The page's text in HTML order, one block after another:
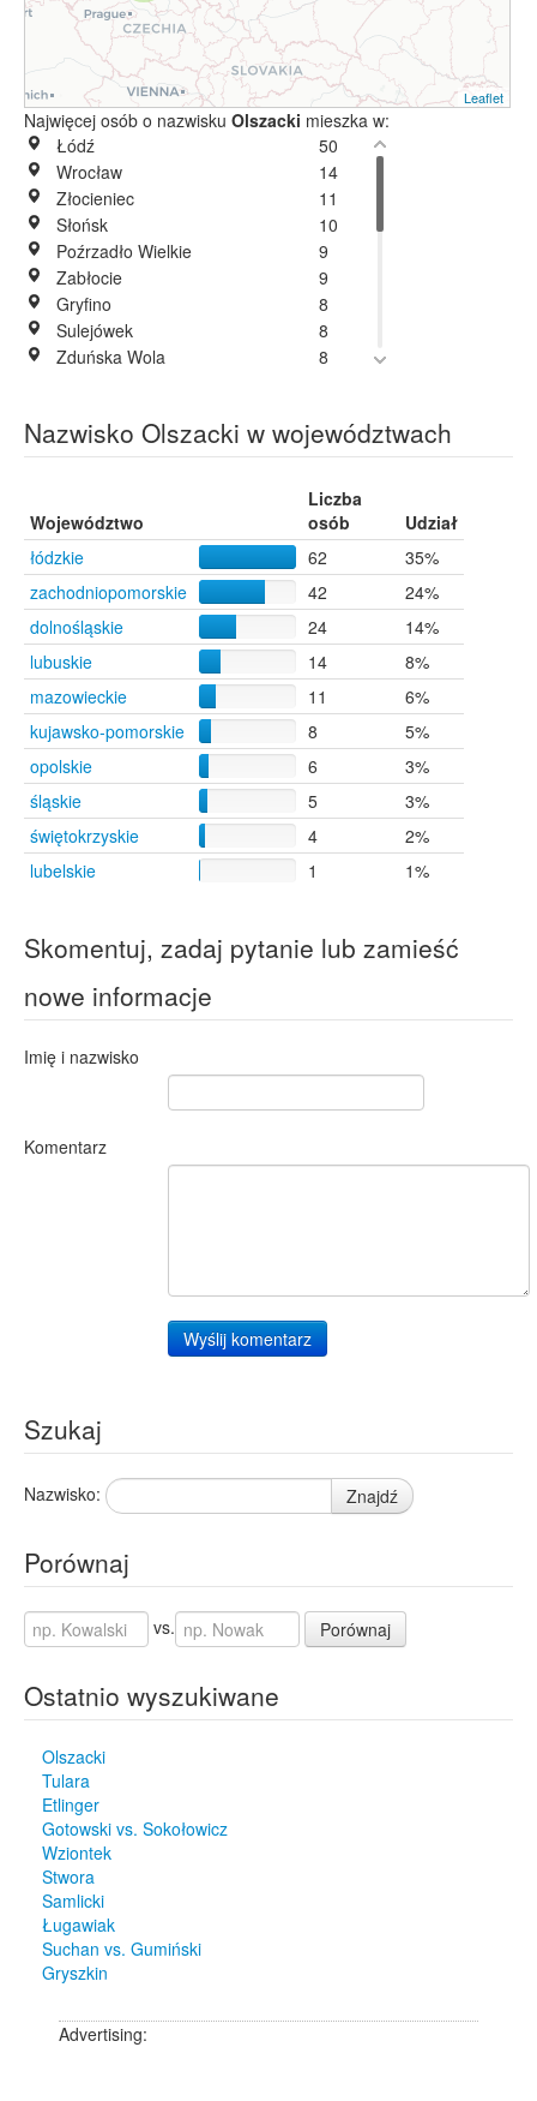
Leaflet
Najwięcej osób o nazwisku Olszacki mieszka w:
Łódź
50
Wrocław
14
Złocieniec
11
Słońsk
10
Poźrzadło Wielkie
9
Zabłocie
9
Gryfino
8
Sulejówek
8
Zduńska Wola
8
Moczkowo
5
Wodzisław Śląski
5
4
Gorzów Wielkopolski
4
Inowrocław
4
Kielce
4
Szczecinek
4
Zgierz
4
Warszawa
3
Bogatynia
1
Pobołowice-Kolonia
1
Żmudź
Nazwisko Olszacki w województwach
Województwo
Liczba
osób
Udział
łódzkie
62
35%
zachodniopomorskie
42
24%
dolnośląskie
24
14%
lubuskie
14
8%
mazowieckie
11
6%
kujawsko-pomorskie
8
5%
opolskie
6
3%
śląskie
5
3%
świętokrzyskie
4
2%
lubelskie
1 1%
Skomentuj, zadaj pytanie lub zamieść
nowe informacje
Imię i nazwisko
Komentarz
Wyślij komentarz
Szukaj
Nazwisko: Znajdź
Porównaj
vs. Porównaj
Ostatnio wyszukiwane
Olszacki
Tulara
Etlinger
Gotowski vs. Sokołowicz
Wziontek
Stwora
Samlicki
Ługawiak
Suchan vs. Gumiński
Gryszkin
Advertising: